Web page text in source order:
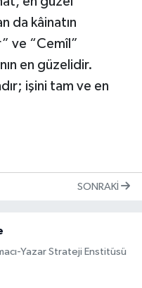
da kâinatın
ve “Cemîl”
en güzelidir.
işini tam ve en
SONRAKI
Yazar Strateji Enstitüsü